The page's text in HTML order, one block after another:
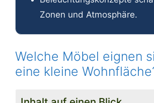
Zonen und Atmosphäre.
Welche Möbel eignen
eine kleine